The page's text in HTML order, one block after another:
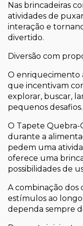
Nas brincadeiras
atividades de
interação e
divertido.
Diversão com
O enriquecimento
que incentivam
explorar, buscar,
pequenos desafios.
O Tapete Quebra-
durante a
pedem uma
oferece uma
possibilidades de
A combinação dos
estímulos ao
dependa sempre